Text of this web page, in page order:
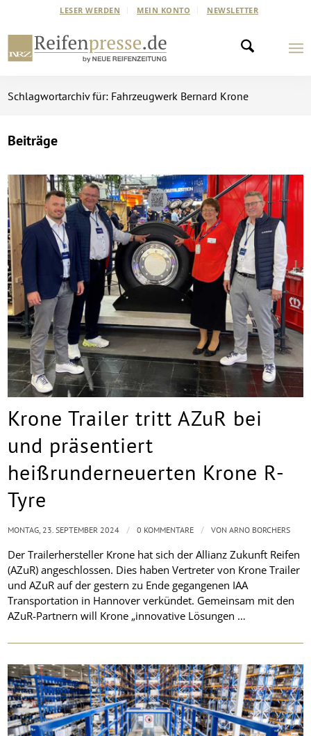
LESER WERDEN MEIN KONTO NEWSLETTER
Schlagwortarchiv für: Fahrzeugwerk Bernard Krone
Beiträge
Krone Trailer tritt AZuR bei
und präsentiert
heißrunderneuerten Krone R-
Tyre
Der Trailerhersteller Krone hat sich der Allianz Zukunft Reifen
(AZuR) angeschlossen. Dies haben Vertreter von Krone Trailer
und AZuR auf der gestern zu Ende gegangenen IAA
Transportation in Hannover verkündet. Gemeinsam mit den
AZuR-Partnern will Krone „innovative Lösungen …
MONTAG, 23. SEPTEMBER 2024 / 0 KOMMENTARE / VONARNO BORCHERS